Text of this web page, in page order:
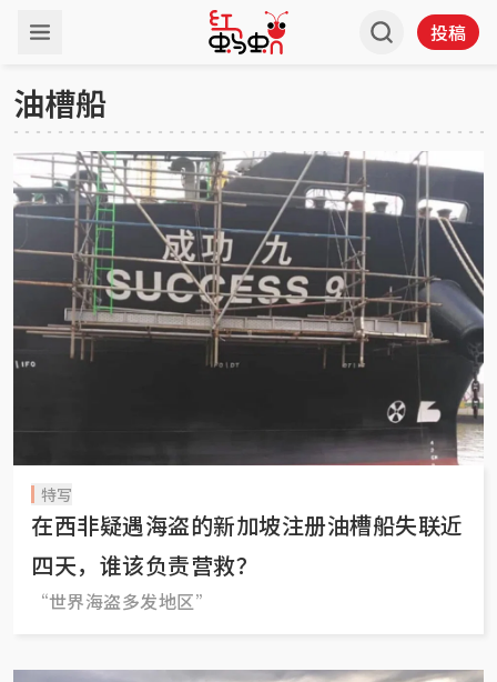
投稿
油槽船
特写
在西非疑遇海盗的新加坡注册油槽船失联近
四天，谁该负责营救？
“世界海盗多发地区”